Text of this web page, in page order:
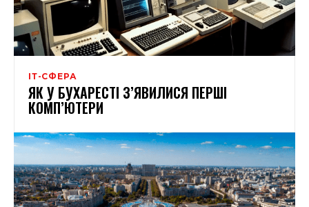
ІТ-СФЕРА
ЯК У БУХАРЕСТІ З’ЯВИЛИСЯ ПЕРШІ
КОМП’ЮТЕРИ